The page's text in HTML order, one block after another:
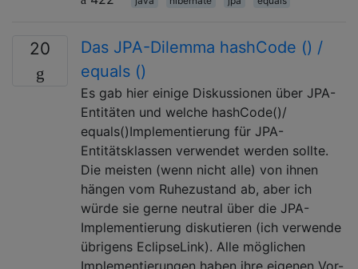
20
Das JPA-Dilemma hashCode () /
equals ()
Es gab hier einige Diskussionen über JPA-
Entitäten und welche hashCode()/
equals()Implementierung für JPA-
Entitätsklassen verwendet werden sollte.
Die meisten (wenn nicht alle) von ihnen
hängen vom Ruhezustand ab, aber ich
würde sie gerne neutral über die JPA-
Implementierung diskutieren (ich verwende
übrigens EclipseLink). Alle möglichen
Implementierungen haben ihre eigenen Vor-